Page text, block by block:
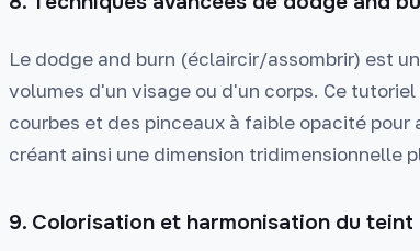
Le dodge and burn (éclaircir/assombrir) est
volumes d'un visage ou d'un corps. Ce
courbes et des pinceaux à faible opacité
créant ainsi une dimension tridimensionnelle
9. Colorisation et harmonisation du teint